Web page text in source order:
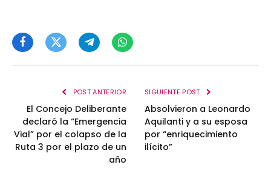
FacebookTwitterTelegramWhatsApp
POST ANTERIOR
El Concejo Deliberante
declaró la “Emergencia
Vial” por el colapso de la
Ruta 3 por el plazo de un
año
SIGUIENTE POST
Absolvieron a Leonardo
Aquilanti y a su esposa
por “enriquecimiento
ilícito”